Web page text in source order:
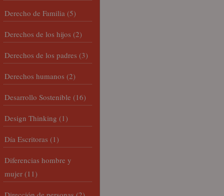
Derecho de Familia (5)
Derechos de los hijos (2)
Derechos de los padres (3)
Derechos humanos (2)
Desarrollo Sostenible (16)
Design Thinking (1)
Día Escritoras (1)
Diferencias hombre y
mujer (11)